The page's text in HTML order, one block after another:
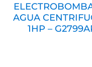
AGUA
1HP –